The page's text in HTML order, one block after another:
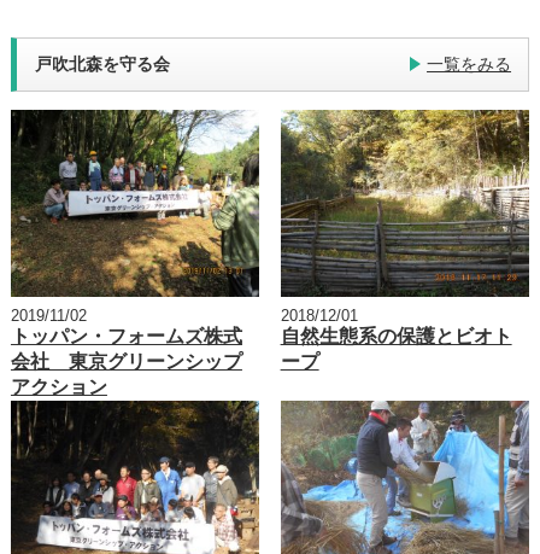
戸吹北森を守る会 一覧をみる
2019/11/02
トッパン・フォームズ株式
会社 東京グリーンシップ
アクション
2018/12/01
自然生態系の保護とビオト
ープ